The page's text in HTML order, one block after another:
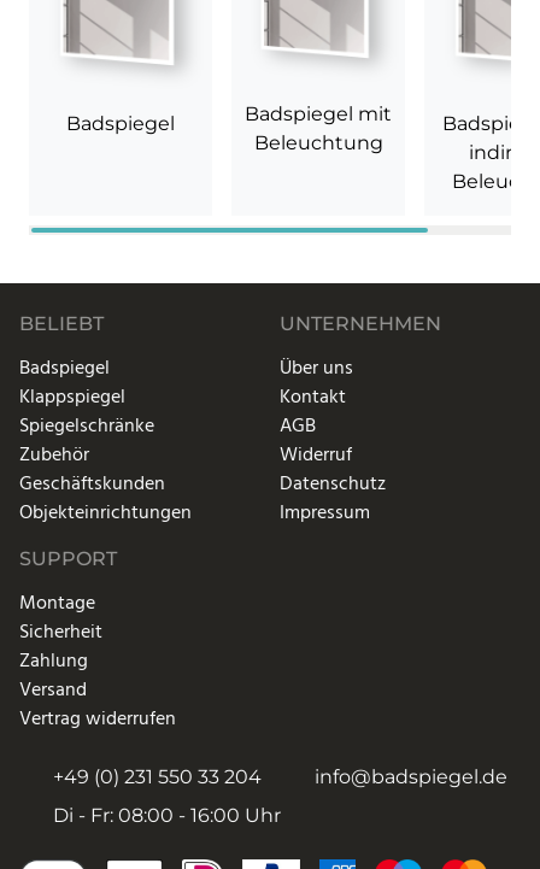
Badspiegel
Badspiegel mit
Beleuchtung
BELIEBT
Badspiegel
Klappspiegel
Spiegelschränke
Zubehör
Geschäftskunden
Objekteinrichtungen
UNTERNEHMEN
Über uns
Kontakt
AGB
Widerruf
Datenschutz
Impressum
SUPPORT
Montage
Sicherheit
Zahlung
Versand
Vertrag widerrufen
+49 (0) 231 550 33 204
info@badspiegel.de
Di - Fr: 08:00 - 16:00 Uhr